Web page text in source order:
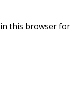
in this browser for